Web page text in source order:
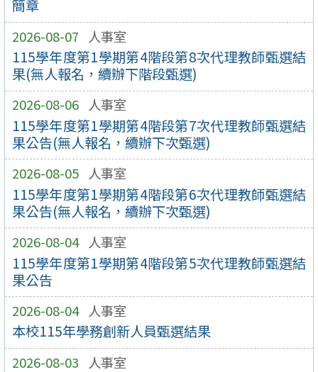
簡章
2026-08-07 人事室
115學年度第1學期第4階段第8次代理教師甄選結
果(無人報名，續辦下階段甄選)
2026-08-06 人事室
115學年度第1學期第4階段第7次代理教師甄選結
果公告(無人報名，續辦下次甄選)
2026-08-05 人事室
115學年度第1學期第4階段第6次代理教師甄選結
果公告(無人報名，續辦下次甄選)
2026-08-04 人事室
115學年度第1學期第4階段第5次代理教師甄選結
果公告
2026-08-04 人事室
本校115年學務創新人員甄選結果
2026-08-03 人事室